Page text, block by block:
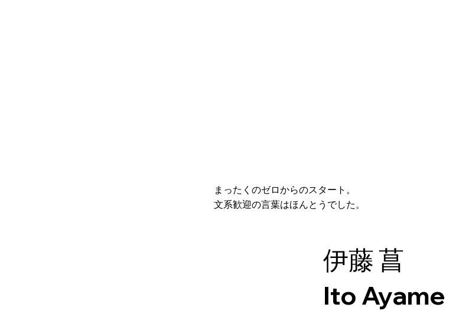
まったくのゼロからのスタート。
文系歓迎の言葉はほんとうでした。
伊藤 菖
Ito Ayame